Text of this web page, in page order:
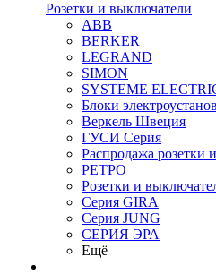
Розетки и выключатели
ABB
BERKER
LEGRAND
SIMON
SYSTEME
Блоки
Веркель Швеция
ГУСИ Серия
Распродажа розетки
РЕТРО
Розетки и
Серия GIRA
Серия JUNG
СЕРИЯ ЭРА
Ещё